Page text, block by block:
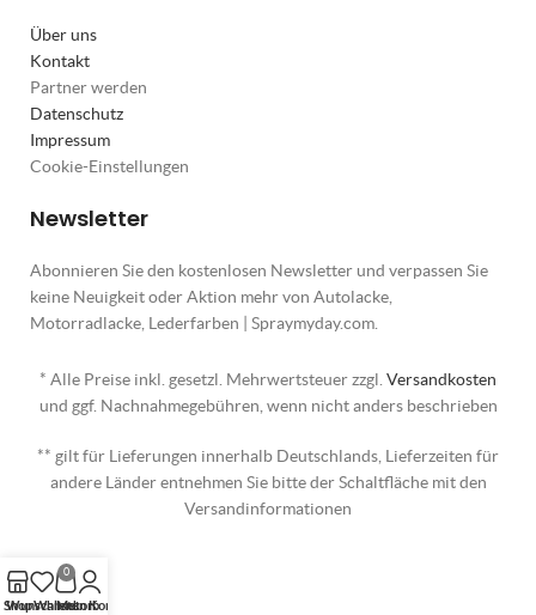
Über uns
Kontakt
Partner werden
Datenschutz
Impressum
Cookie-Einstellungen
Newsletter
Abonnieren Sie den kostenlosen Newsletter und verpassen Sie
keine Neuigkeit oder Aktion mehr von Autolacke,
Motorradlacke, Lederfarben | Spraymyday.com.
* Alle Preise inkl. gesetzl. Mehrwertsteuer zzgl.Versandkosten
und ggf. Nachnahmegebühren, wenn nicht anders beschrieben
** gilt für Lieferungen innerhalb Deutschlands, Lieferzeiten für
andere Länder entnehmen Sie bitte der Schaltfläche mit den
Versandinformationen
Shop
Wunschliste
0
Warenkorb
Mein Konto